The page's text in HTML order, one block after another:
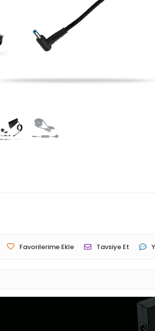
Favorilerime Ekle Tavsiye Et